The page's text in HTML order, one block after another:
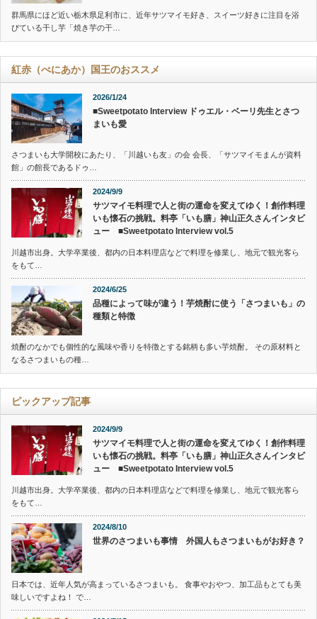
群馬県にほど近い栃木県足利市に、近年サツマイモ好き、スイーツ好きに注目を浴
びている干し芋「焼き芋の干…
紅赤（べにあか）国王のおススメ
2026/1/24
■Sweetpotato Interview ドゥエル・ベーリ先生とさつ
まいも愛
さつまいも大学開校にあたり、「川越いも友」の会 会長、「サツマイモまんが資料
館」の館長であるドゥ…
2024/9/9
サツマイモ料理で人と街の運命を変えてゆく！創作料理
いも懐石の挑戦。料亭「いも膳」神山正久さんインタビ
ュー ■Sweetpotato Interview vol.5
川越市出身。大学卒業後、都内の日本料理店などで料理を修業し、地元で観光客ら
をもて…
2024/6/25
品種によって味が違う！芋焼酎に使う「さつまいも」の
種類と特徴
焼酎のなかでも個性的な風味や香りを特徴とする銘柄も多い芋焼酎。 その原材料と
なるさつまいもの種…
ピックアップ記事
2024/9/9
サツマイモ料理で人と街の運命を変えてゆく！創作料理
いも懐石の挑戦。料亭「いも膳」神山正久さんインタビ
ュー ■Sweetpotato Interview vol.5
川越市出身。大学卒業後、都内の日本料理店などで料理を修業し、地元で観光客ら
をもて…
2024/8/10
世界のさつまいも事情 外国人もさつまいもがお好き？
日本では、近年人気が高まっているさつまいも。 食事やおやつ、加工品もとても美
味しいですよね！ で…